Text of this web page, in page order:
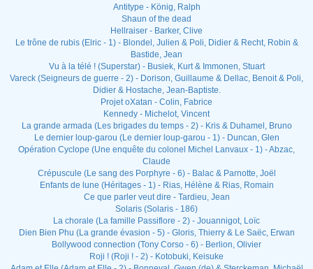
Antitype - König, Ralph
Shaun of the dead
Hellraiser - Barker, Clive
Le trône de rubis (Elric - 1) - Blondel, Julien & Poli, Didier & Recht, Robin &
Bastide, Jean
Vu à la télé ! (Superstar) - Busiek, Kurt & Immonen, Stuart
Vareck (Seigneurs de guerre - 2) - Dorison, Guillaume & Dellac, Benoit & Poli,
Didier & Hostache, Jean-Baptiste.
Projet oXatan - Colin, Fabrice
Kennedy - Michelot, Vincent
La grande armada (Les brigades du temps - 2) - Kris & Duhamel, Bruno
Le dernier loup-garou (Le dernier loup-garou - 1) - Duncan, Glen
Opération Cyclope (Une enquête du colonel Michel Lanvaux - 1) - Abzac,
Claude
Crépuscule (Le sang des Porphyre - 6) - Balac & Parnotte, Joël
Enfants de lune (Héritages - 1) - Rias, Hélène & Rias, Romain
Ce que parler veut dire - Tardieu, Jean
Solaris (Solaris - 186)
La chorale (La famille Passiflore - 2) - Jouannigot, Loïc
Dien Bien Phu (La grande évasion - 5) - Gloris, Thierry & Le Saëc, Erwan
Bollywood connection (Tony Corso - 6) - Berlion, Olivier
Roji ! (Roji ! - 2) - Kotobuki, Keisuke